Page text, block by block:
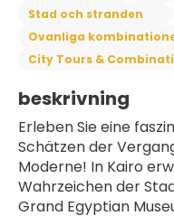
Stad och stranden
Ovanliga
City Tours &
beskrivning
Erleben Sie eine
Schätzen der
Moderne! In Kairo
Wahrzeichen der
Grand Egyptian